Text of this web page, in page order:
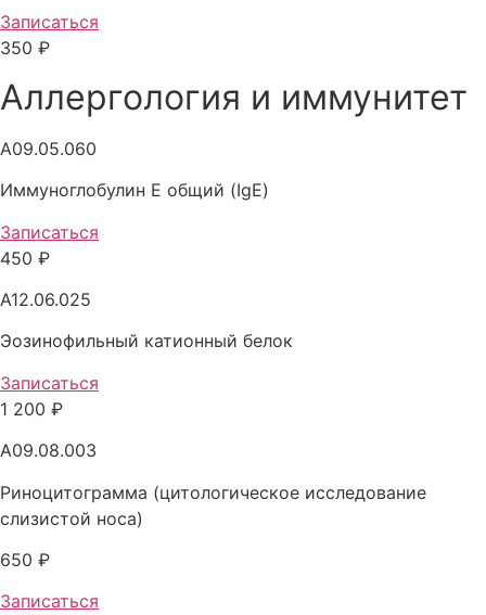
Записаться
350 ₽
Аллергология и иммунитет
A09.05.060
Иммуноглобулин E общий (IgE)
Записаться
450 ₽
A12.06.025
Эозинофильный катионный белок
Записаться
1 200 ₽
A09.08.003
Риноцитограмма (цитологическое исследование
слизистой носа)
650 ₽
Записаться